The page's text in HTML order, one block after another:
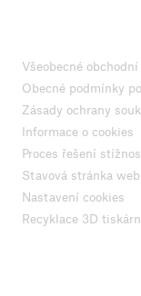
Všeobecné
Obecné podmínky
Zásady ochrany
Informace o cookies
Proces řešení
Stavová stránka
Nastavení cookies
Recyklace 3D